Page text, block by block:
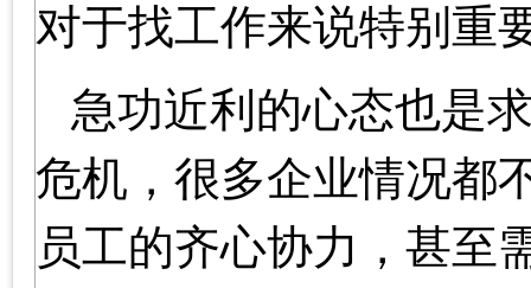
对于找工作来说特别重
急功近利的心态也是
危机，很多企业情况都
员工的齐心协力，甚至